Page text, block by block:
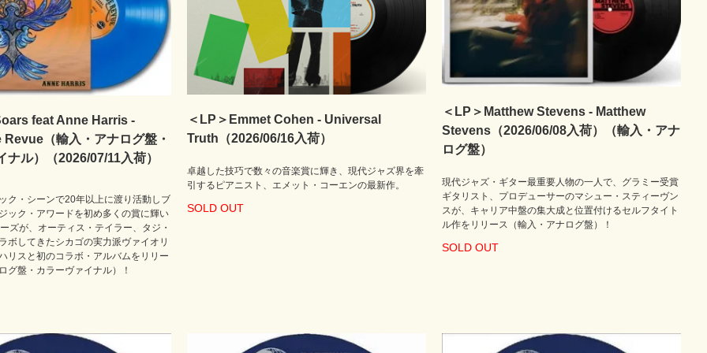
feat Anne Harris -
（輸入・アナログ盤・
ナル）（2026/07/11入荷）
ク・シーンで20年以上に渡り活動しブ
ック・アワードを初め多くの賞に輝い
ズが、オーティス・テイラー、タジ・
ボしてきたシカゴの実力派ヴァイオリ
リスと初のコラボ・アルバムをリリー
グ盤・カラーヴァイナル）！
＜LP＞Emmet Cohen - Universal
Truth（2026/06/16入荷）
卓越した技巧で数々の音楽賞に輝き、現代ジャズ界を牽
引するピアニスト、エメット・コーエンの最新作。
SOLD OUT
＜LP＞Matthew Stevens - Matthew
Stevens（2026/06/08入荷）（輸入・アナ
ログ盤）
現代ジャズ・ギター最重要人物の一人で、グラミー受賞
ギタリスト、プロデューサーのマシュー・スティーヴン
スが、キャリア中盤の集大成と位置付けるセルフタイト
ル作をリリース（輸入・アナログ盤）！
SOLD OUT